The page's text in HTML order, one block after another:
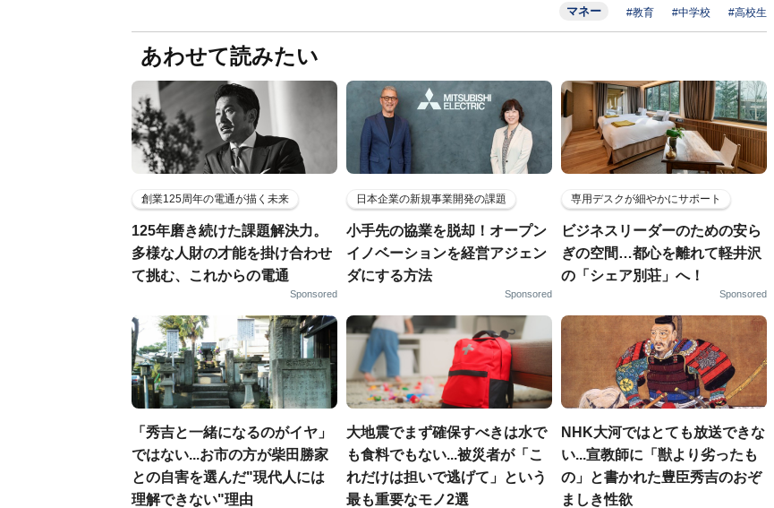
マネー #教育 #中学校 #高校生
あわせて読みたい
創業125周年の電通が描く未来
125年磨き続けた課題解決力。
多様な人財の才能を掛け合わせ
て挑む、これからの電通
Sponsored
日本企業の新規事業開発の課題
小手先の協業を脱却！オープン
イノベーションを経営アジェン
ダにする方法
Sponsored
専用デスクが細やかにサポート
ビジネスリーダーのための安ら
ぎの空間…都心を離れて軽井沢
の「シェア別荘」へ！
Sponsored
「秀吉と一緒になるのがイヤ」
ではない...お市の方が柴田勝家
との自害を選んだ"現代人には
理解できない"理由
大地震でまず確保すべきは水で
も食料でもない...被災者が「こ
れだけは担いで逃げて」という
最も重要なモノ2選
NHK大河ではとても放送できな
い...宣教師に「獣より劣ったも
の」と書かれた豊臣秀吉のおぞ
ましき性欲